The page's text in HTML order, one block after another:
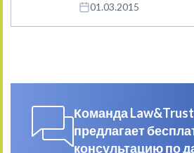
01.03.2015
Команда
предлагает
консультацию по